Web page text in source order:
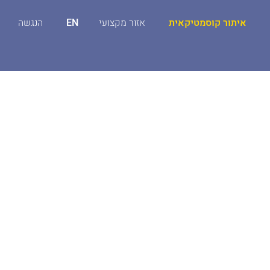
איתור קוסמטיקאית אזור מקצועי EN הנגשה